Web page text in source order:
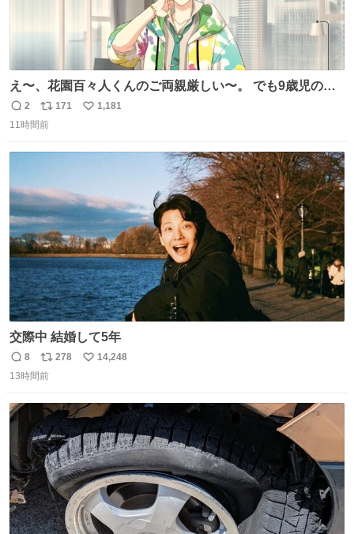
え〜、花園百々人くんのご両親厳しい〜。 でも9歳児の市
原仁奈にここまで「構ってほしい、構ってくれるの？」と
寂しさを極限まで煮詰めた台詞を何気ない日常会話で発言
返
信
2
リ
ポ
171
い
1,181
11時間前
交際中 結婚して5年
返
信
8
リ
ポ
ト
数
278
い
数
14,248
13時間前